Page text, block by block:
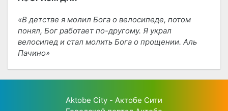
В детстве я молил Бога о велосипеде, потом
понял, Бог работает по-другому. Я украл
велосипед и стал молить Бога о прощении. Аль
Пачино
Aktobe City - Актобе Сити